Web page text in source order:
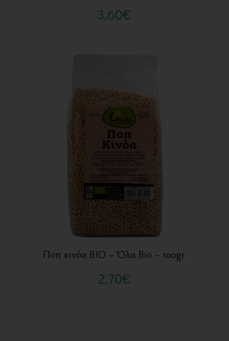
3,60€
Ποπ κινόα BIO – Όλα Bio – 100gr
2,70€